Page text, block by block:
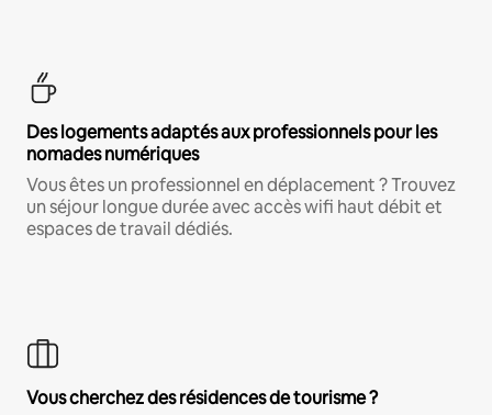
Des logements adaptés aux professionnels pour les
nomades numériques
Vous êtes un professionnel en déplacement ? Trouvez
un séjour longue durée avec accès wifi haut débit et
espaces de travail dédiés.
Vous cherchez des résidences de tourisme ?